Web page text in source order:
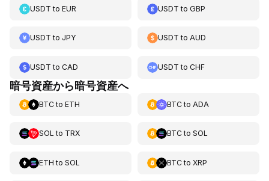
USDT to EUR USDT toGBP
USDT to JPY USDT toAUD
USDT to CAD USDT toCHF
暗号資産から暗号資産へ
BTCto ETH BTCto ADA
SOL to TRX BTCto SOL
ETH to SOL BTCto XRP